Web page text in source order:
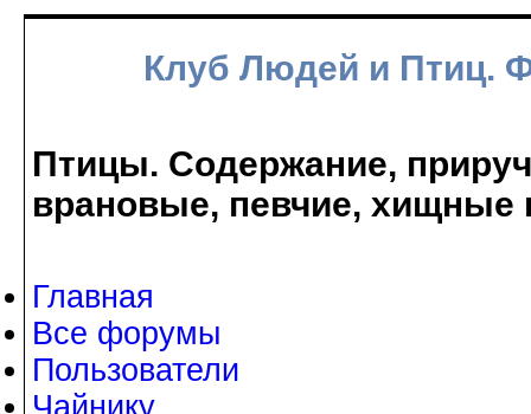
Клуб Людей и Птиц.
Птицы. Содержание,
врановые, певчие, хищные
Главная
Все форумы
Пользователи